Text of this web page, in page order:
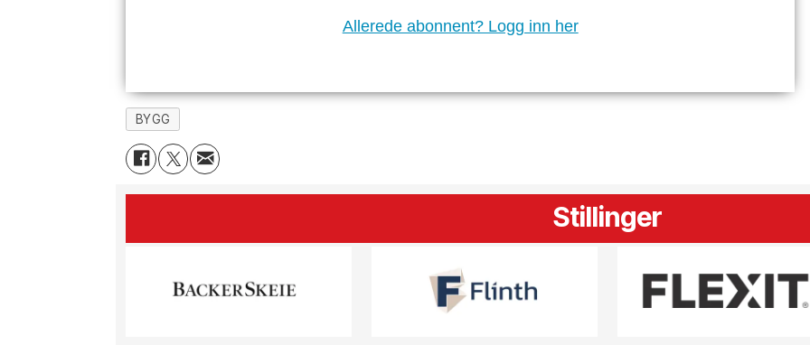
Allerede abonnent? Logg inn her
BYGG
Stillinger